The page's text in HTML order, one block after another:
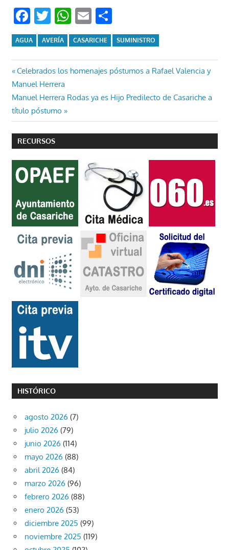
Facebook
Twitter
WhatsApp
EmailCompartir
AGUA AVERÍA CASARICHE SUMINISTRO
Navegación
de
entradas
Entrada
anterior:
Celebrados los homenajes póstumos a Rafael Valencia y
Manuel Herrera
Entrada
siguiente:
Manuel Herrera Rodas ya es Hijo Predilecto de Casariche a
título póstumo
RECURSOS
HISTÓRICO
agosto 2026 (7)
julio 2026 (79)
junio 2026 (114)
mayo 2026 (88)
abril 2026 (84)
marzo 2026 (96)
febrero 2026 (88)
enero 2026 (53)
diciembre 2025 (99)
noviembre 2025 (119)